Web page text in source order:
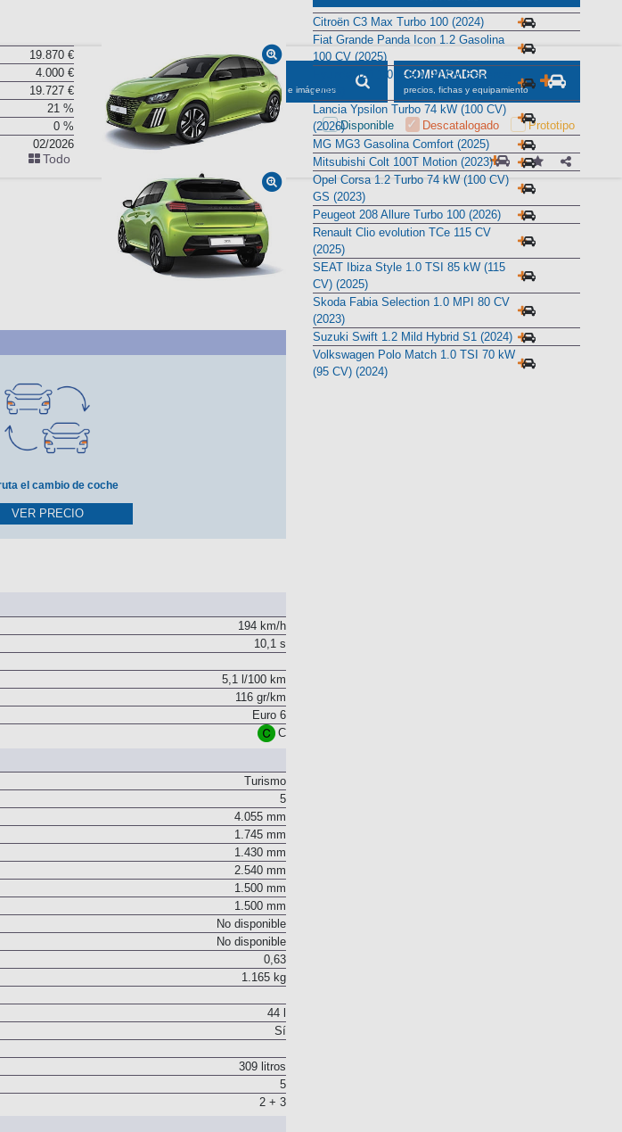
BUSCADOR
informaciones, fichas e imágenes
COMPARADOR
precios, fichas y equipamiento
Disponible Descatalogado Prototipo
Todo
19.870 €
4.000 €
19.727 €
21 %
0 %
02/2026
el cambio de coche
VER PRECIO
194 km/h
10,1 s
5,1 l/100 km
116 gr/km
Euro 6
C
Turismo
5
4.055 mm
1.745 mm
1.430 mm
2.540 mm
1.500 mm
1.500 mm
No disponible
No disponible
0,63
1.165 kg
44 l
Sí
309 litros
5
2 + 3
Citroën C3 Max Turbo 100 (2024)
Fiat Grande Panda Icon 1.2 Gasolina
100 CV (2025)
Hyundai i20 1.0 T-GDi 90 CV Essence
(2026)
Lancia Ypsilon Turbo 74 kW (100 CV)
(2026)
MG MG3 Gasolina Comfort (2025)
Mitsubishi Colt 100T Motion (2023)
Opel Corsa 1.2 Turbo 74 kW (100 CV)
GS (2023)
Peugeot 208 Allure Turbo 100 (2026)
Renault Clio evolution TCe 115 CV
(2025)
SEAT Ibiza Style 1.0 TSI 85 kW (115
CV) (2025)
Skoda Fabia Selection 1.0 MPI 80 CV
(2023)
Suzuki Swift 1.2 Mild Hybrid S1 (2024)
Volkswagen Polo Match 1.0 TSI 70 kW
(95 CV) (2024)